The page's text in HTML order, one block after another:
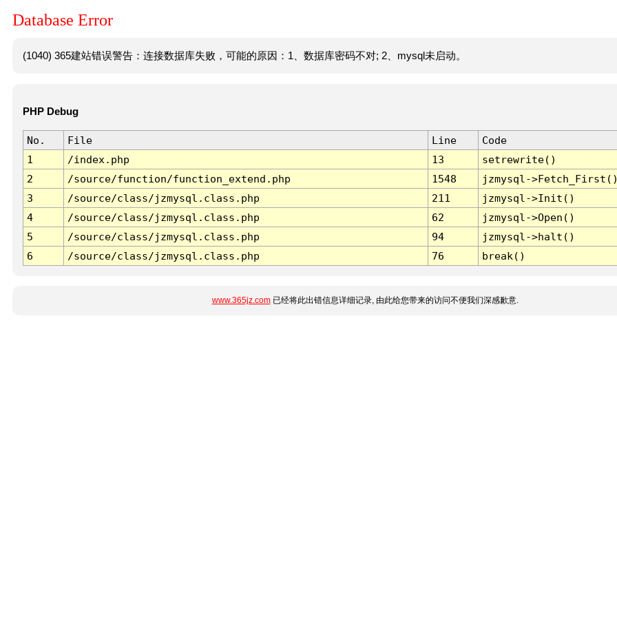
Database Error
(1040) 365建站错误警告：连接数据库失败，可能的原因：1、数据库密码不对; 2、mysql未启动。
PHP Debug
No. File Line
Code
1
/index.php 13
setrewrite()
2
/source/function/function_extend.php 1548
jzmysql-
3
/source/class/jzmysql.class.php 211
jzmysql->Init()
4
/source/class/jzmysql.class.php 62
jzmysql->Open()
5
/source/class/jzmysql.class.php 94
jzmysql->halt()
6
/source/class/jzmysql.class.php 76 break()
www.365jz.com已经将此出错信息详细记录, 由此给您带来的访问不便我们深感歉意.